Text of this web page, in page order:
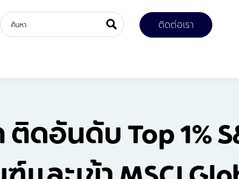
ติดต่อเรา
ดอันดับ Top 1%